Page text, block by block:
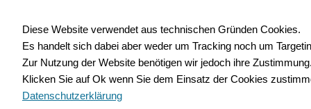
für Handwerk,
Diese Website verwendet aus technischen Gründen Cookies.
Es handelt sich dabei aber weder um Tracking noch um
Zur Nutzung der Website benötigen wir jedoch ihre Zustimmung.
Klicken Sie auf Ok wenn Sie dem Einsatz der Cookies
Datenschutzerklärung